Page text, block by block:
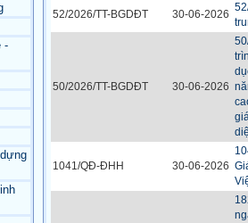
-
52/2026/TT-BGDĐT 30-06-2026
50/2026/TT-BGDĐT 30-06-2026
1041/QĐ-ĐHH 30-06-2026